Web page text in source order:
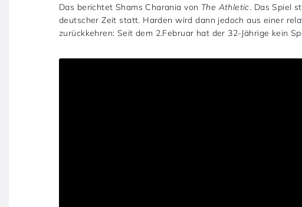
Das berichtet Shams Charania von The Athletic. Das Spiel
deutscher Zeit statt. Harden wird dann jedoch aus einer
zurückkehren: Seit dem 2.Februar hat der 32-Jährige kein